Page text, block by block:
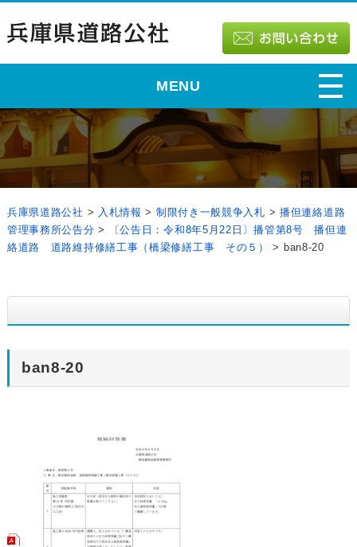
MENU
兵庫県道路公社 > 入札情報 > 制限付き一般競争入札 > 播但連絡道路
管理事務所公告分 >
〔公告日：令和8年5月22日〕播管第8号 播但連
絡道路 道路維持修繕工事（橋梁修繕工事 その５）
> ban8-20
ban8-20